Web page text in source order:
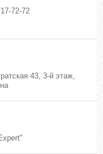
72-72
43, 3-й этаж,